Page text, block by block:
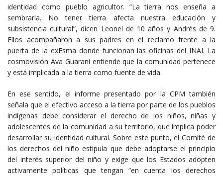
identidad como pueblo agricultor. “La tierra nos enseña a
sembrarla. No tener tierra afecta nuestra educación y
subsistencia cultural”, dicen Leonel de 10 años y Andrés de 9.
Ellos acompañaron a sus padres en el reclamo frente a la
puerta de la exEsma donde funcionan las oficinas del INAI. La
cosmovisión Ava Guaraní entiende que la comunidad pertenece
y está implicada a la tierra como fuente de vida.
En ese sentido, el informe presentado por la CPM también
señala que el efectivo acceso a la tierra por parte de los pueblos
indígenas debe considerar el derecho de los niños, niñas y
adolescentes de la comunidad a su territorio, que implica poder
desarrollar su identidad cultural. Sobre este punto, el Comité de
los derechos del niño estipula que debe adoptarse el principio
del interés superior del niño y exige que los Estados adopten
activamente políticas que tengan “en cuenta los derechos